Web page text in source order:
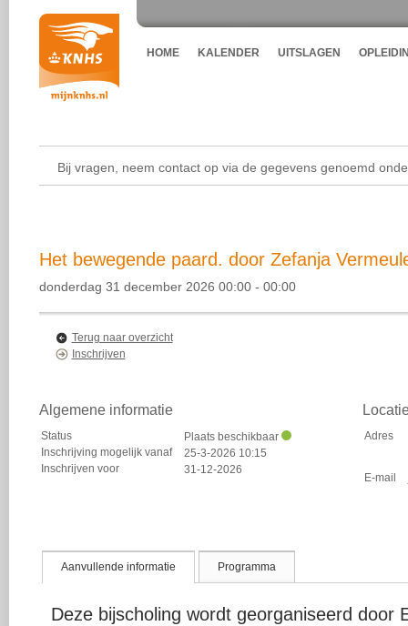
HOME KALENDER UITSLAGEN
Bij vragen, neem contact op via de gegevens genoemd
Het bewegende paard. door Zefanja
donderdag 31 december 2026 00:00 - 00:00
Terug naar overzicht
Inschrijven
Algemene informatie
Status
Plaats beschikbaar
Inschrijving mogelijk vanaf
25-3-2026 10:15
Inschrijven voor
31-12-2026
Adres
E-mail
Aanvullende informatie Programma
Deze bijscholing wordt georganiseerd door